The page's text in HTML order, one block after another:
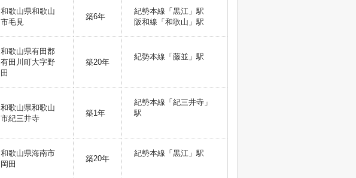
和歌山県和歌山
市毛見
築6年
紀勢本線「黒江」駅
阪和線「和歌山」駅
和歌山県有田郡
有田川町大字野
田
築20年
紀勢本線「藤並」駅
和歌山県和歌山
市紀三井寺
築1年
紀勢本線「紀三井寺」
駅
和歌山県海南市
岡田
築20年
紀勢本線「黒江」駅